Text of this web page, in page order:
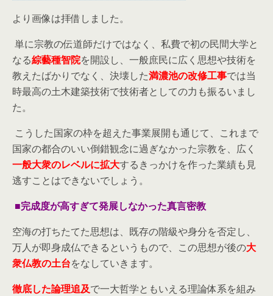
より画像は拝借しました。
単に宗教の伝道師だけではなく、私費で初の民間大学と
なる綜藝種智院を開設し、一般庶民に広く思想や技術を
教えたばかりでなく、決壊した満濃池の改修工事では当
時最高の土木建築技術で技術者としての力も振るいまし
た。
こうした国家の枠を超えた事業展開も通じて、これまで
国家の都合のいい倒錯観念に過ぎなかった宗教を、広く
一般大衆のレベルに拡大するきっかけを作った業績も見
逃すことはできないでしょう。
■完成度が高すぎて発展しなかった真言密教
空海の打ちたてた思想は、既存の階級や身分を否定し、
万人が即身成仏できるというもので、この思想が後の大
衆仏教の土台をなしていきます。
徹底した論理追及で一大哲学ともいえる理論体系を組み